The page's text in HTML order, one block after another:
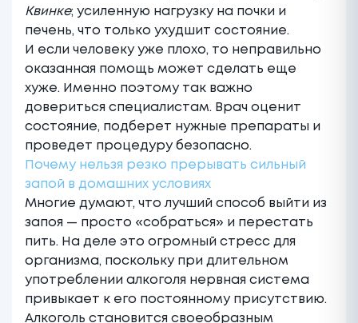
Квинке; усиленную нагрузку на почки и
печень, что только ухудшит состояние.
И если человеку уже плохо, то неправильно
оказанная помощь может сделать еще
хуже. Именно поэтому так важно
довериться специалистам. Врач оценит
состояние, подберет нужные препараты и
проведет процедуру безопасно.
Почему нельзя резко прерывать сильный
запой в домашних условиях
Многие думают, что лучший способ выйти из
запоя — просто «собраться» и перестать
пить. На деле это огромный стресс для
организма, поскольку при длительном
употреблении алкоголя нервная система
привыкает к его постоянному присутствию.
Алкоголь становится своеобразным